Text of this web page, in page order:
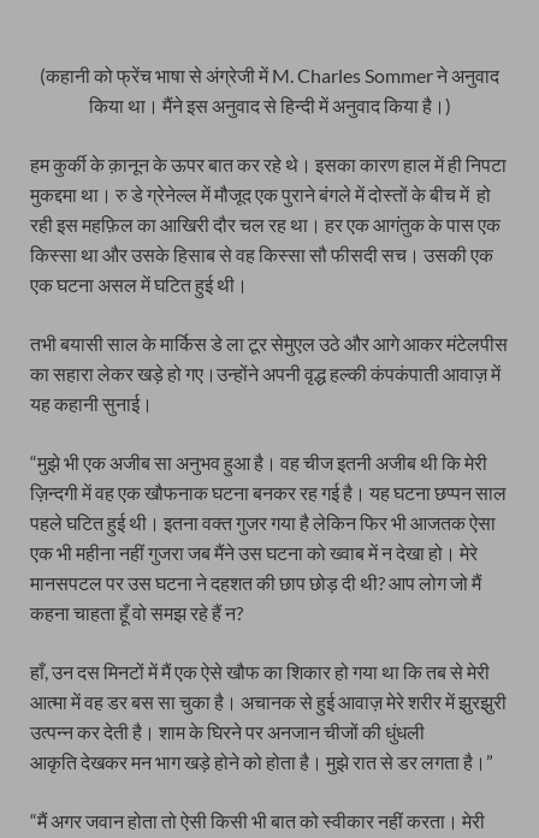
(कहानी को फ्रेंच भाषा से अंग्रेजी में M. Charles Sommer ने अनुवाद
किया था। मैंने इस अनुवाद से हिन्दी में अनुवाद किया है।)
हम कुर्की के क़ानून के ऊपर बात कर रहे थे। इसका कारण हाल में ही निपटा
मुकद्दमा था। रु डे ग्रेनेल्ल में मौजूद एक पुराने बंगले में दोस्तों के बीच में हो
रही इस महफ़िल का आखिरी दौर चल रह था। हर एक आगंतुक के पास एक
किस्सा था और उसके हिसाब से वह किस्सा सौ फीसदी सच। उसकी एक
एक घटना असल में घटित हुई थी।
तभी बयासी साल के मार्किस डे ला टूर सेमुएल उठे और आगे आकर मंटेलपीस
का सहारा लेकर खड़े हो गए।उन्होंने अपनी वृद्ध हल्की कंपकंपाती आवाज़ में
यह कहानी सुनाई।
“मुझे भी एक अजीब सा अनुभव हुआ है। वह चीज इतनी अजीब थी कि मेरी
ज़िन्दगी में वह एक खौफनाक घटना बनकर रह गई है। यह घटना छप्पन साल
पहले घटित हुई थी। इतना वक्त गुजर गया है लेकिन फिर भी आजतक ऐसा
एक भी महीना नहीं गुजरा जब मैंने उस घटना को ख्वाब में न देखा हो। मेरे
मानसपटल पर उस घटना ने दहशत की छाप छोड़ दी थी? आप लोग जो मैं
कहना चाहता हूँ वो समझ रहे हैं न?
हाँ, उन दस मिनटों में मैं एक ऐसे खौफ का शिकार हो गया था कि तब से मेरी
आत्मा में वह डर बस सा चुका है। अचानक से हुई आवाज़ मेरे शरीर में झुरझुरी
उत्पन्न कर देती है। शाम के घिरने पर अनजान चीजों की धुंधली
आकृति देखकर मन भाग खड़े होने को होता है। मुझे रात से डर लगता है।”
“मैं अगर जवान होता तो ऐसी किसी भी बात को स्वीकार नहीं करता। मेरी